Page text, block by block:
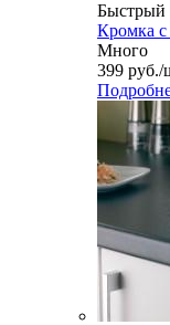
Быстрый
Кромка
Много
399 руб./